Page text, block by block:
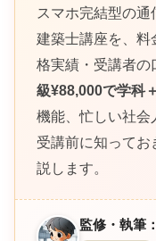
スマホ完結型の通
建築士講座を、料
格実績・受講者の
級¥88,000で学科
機能、忙しい社会
受講前に知って
説します。
監修・執筆